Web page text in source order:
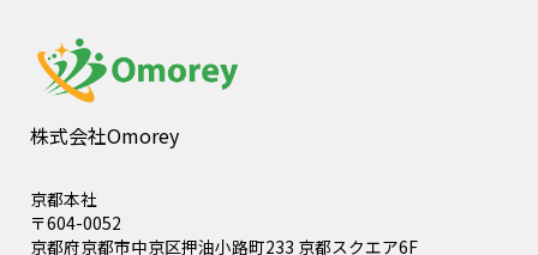
株式会社Omorey
京都本社
〒604-0052
京都府京都市中京区押油小路町233 京都スクエア6F